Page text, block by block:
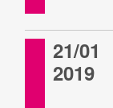
21/01
2019